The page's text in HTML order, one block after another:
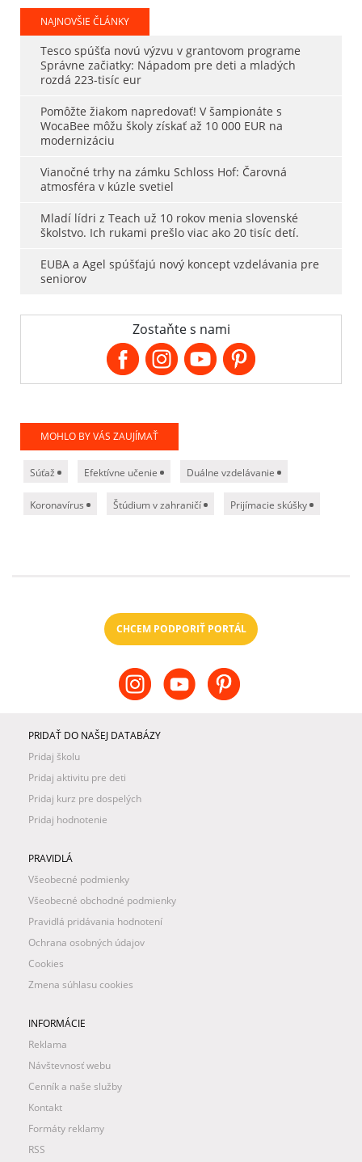
NAJNOVŠIE ČLÁNKY
Tesco spúšťa novú výzvu v grantovom programe
Správne začiatky: Nápadom pre deti a mladých
rozdá 223-tisíc eur
Pomôžte žiakom napredovať! V šampionáte s
WocaBee môžu školy získať až 10 000 EUR na
modernizáciu
Vianočné trhy na zámku Schloss Hof: Čarovná
atmosféra v kúzle svetiel
Mladí lídri z Teach už 10 rokov menia slovenské
školstvo. Ich rukami prešlo viac ako 20 tisíc detí.
EUBA a Agel spúšťajú nový koncept vzdelávania pre
seniorov
Zostaňte s nami
MOHLO BY VÁS ZAUJÍMAŤ
Súťaž Efektívne učenie Duálne vzdelávanie
Koronavírus Štúdium v zahraničí Prijímacie skúšky
CHCEM PODPORIŤ PORTÁL
PRIDAŤ DO NAŠEJ DATABÁZY
Pridaj školu
Pridaj aktivitu pre deti
Pridaj kurz pre dospelých
Pridaj hodnotenie
PRAVIDLÁ
Všeobecné podmienky
Všeobecné obchodné podmienky
Pravidlá pridávania hodnotení
Ochrana osobných údajov
Cookies
Zmena súhlasu cookies
INFORMÁCIE
Reklama
Návštevnosť webu
Cenník a naše služby
Kontakt
Formáty reklamy
RSS